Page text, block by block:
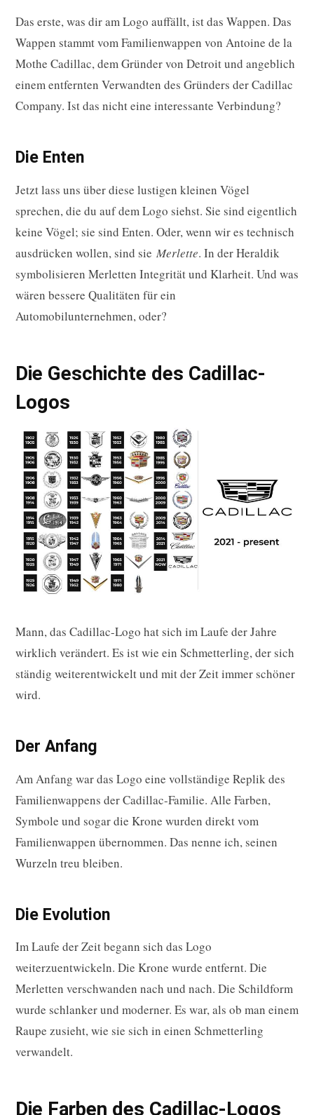
Das erste, was dir am Logo auffällt, ist das Wappen. Das
Wappen stammt vom Familienwappen von Antoine de la
Mothe Cadillac, dem Gründer von Detroit und angeblich
einem entfernten Verwandten des Gründers der Cadillac
Company. Ist das nicht eine interessante Verbindung?
Die Enten
Jetzt lass uns über diese lustigen kleinen Vögel
sprechen, die du auf dem Logo siehst. Sie sind eigentlich
keine Vögel; sie sind Enten. Oder, wenn wir es technisch
ausdrücken wollen, sind sie Merlette. In der Heraldik
symbolisieren Merletten Integrität und Klarheit. Und was
wären bessere Qualitäten für ein
Automobilunternehmen, oder?
Die Geschichte des Cadillac-
Logos
Mann, das Cadillac-Logo hat sich im Laufe der Jahre
wirklich verändert. Es ist wie ein Schmetterling, der sich
ständig weiterentwickelt und mit der Zeit immer schöner
wird.
Der Anfang
Am Anfang war das Logo eine vollständige Replik des
Familienwappens der Cadillac-Familie. Alle Farben,
Symbole und sogar die Krone wurden direkt vom
Familienwappen übernommen. Das nenne ich, seinen
Wurzeln treu bleiben.
Die Evolution
Im Laufe der Zeit begann sich das Logo
weiterzuentwickeln. Die Krone wurde entfernt. Die
Merletten verschwanden nach und nach. Die Schildform
wurde schlanker und moderner. Es war, als ob man einem
Raupe zusieht, wie sie sich in einen Schmetterling
verwandelt.
Die Farben des Cadillac-Logos